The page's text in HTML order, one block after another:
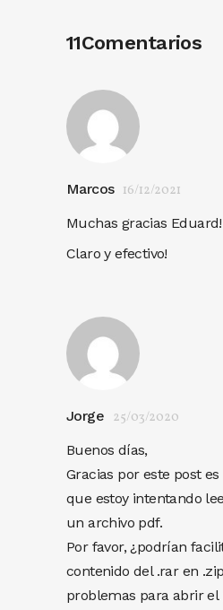
11Comentarios
Marcos 16/12/2021
Muchas gracias Eduard!
Claro y efectivo!
Jorge 25/03/2020
Buenos días,
Gracias por este post
que estoy intentando
un archivo pdf.
Por favor, ¿podrían
contenido del .rar en
problemas para abrir el